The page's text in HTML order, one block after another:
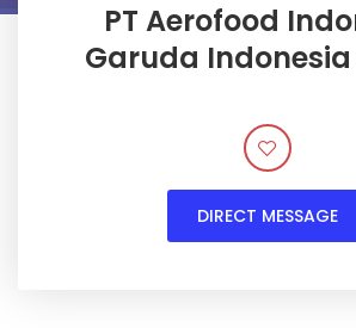
PT Aerofood
Garuda
DIRECT MESSAGE